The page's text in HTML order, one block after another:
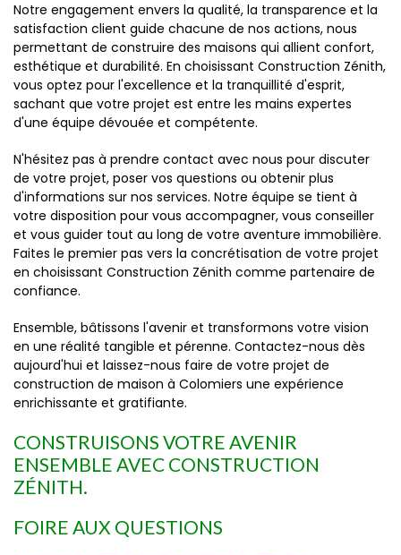
Notre engagement envers la qualité, la transparence et la
satisfaction client guide chacune de nos actions, nous
permettant de construire des maisons qui allient confort,
esthétique et durabilité. En choisissant Construction Zénith,
vous optez pour l'excellence et la tranquillité d'esprit,
sachant que votre projet est entre les mains expertes
d'une équipe dévouée et compétente.
N'hésitez pas à prendre contact avec nous pour discuter
de votre projet, poser vos questions ou obtenir plus
d'informations sur nos services. Notre équipe se tient à
votre disposition pour vous accompagner, vous conseiller
et vous guider tout au long de votre aventure immobilière.
Faites le premier pas vers la concrétisation de votre projet
en choisissant Construction Zénith comme partenaire de
confiance.
Ensemble, bâtissons l'avenir et transformons votre vision
en une réalité tangible et pérenne. Contactez-nous dès
aujourd'hui et laissez-nous faire de votre projet de
construction de maison à Colomiers une expérience
enrichissante et gratifiante.
CONSTRUISONS VOTRE AVENIR
ENSEMBLE AVEC CONSTRUCTION
ZÉNITH.
FOIRE AUX QUESTIONS